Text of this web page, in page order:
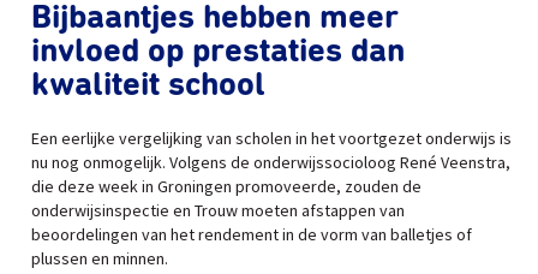
Bijbaantjes hebben meer
invloed op prestaties dan
kwaliteit school
Een eerlijke vergelijking van scholen in het voortgezet onderwijs is
nu nog onmogelijk. Volgens de onderwijssocioloog René Veenstra,
die deze week in Groningen promoveerde, zouden de
onderwijsinspectie en Trouw moeten afstappen van
beoordelingen van het rendement in de vorm van balletjes of
plussen en minnen.